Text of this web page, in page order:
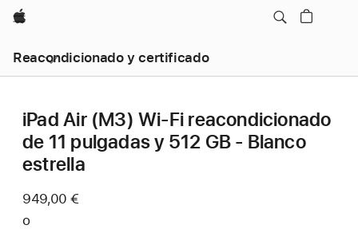
Apple
Reacondicionado y certificado
iPad Air (M3) Wi-Fi reacondicionado
de 11 pulgadas y 512 GB - Blanco
estrella
949,00 €
o